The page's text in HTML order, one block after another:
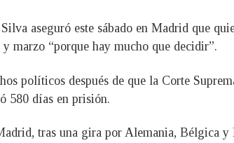
aseguró este sábado en Madrid que
marzo “porque hay mucho que decidir”.
políticos después de que la Corte
580 días en prisión.
tras una gira por Alemania, Bélgica y